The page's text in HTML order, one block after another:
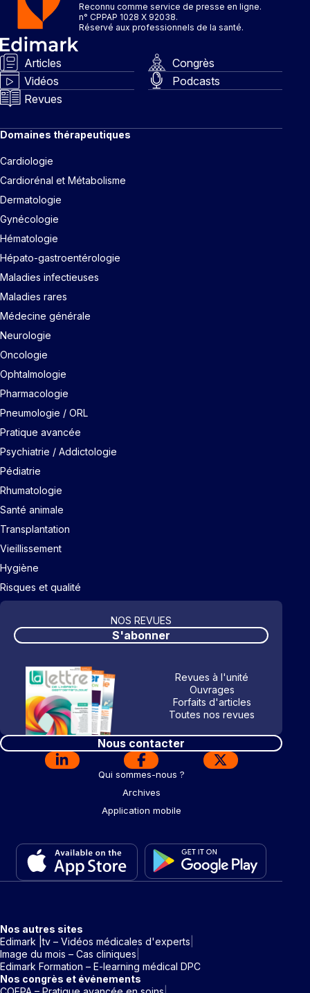
Reconnu comme service de presse en ligne.
n° CPPAP 1028 X 92038.
Réservé aux professionnels de la santé.
Articles
Congrès
Vidéos
Podcasts
Revues
Domaines thérapeutiques
Cardiologie
Cardiorénal et Métabolisme
Dermatologie
Gynécologie
Hématologie
Hépato-gastroentérologie
Maladies infectieuses
Maladies rares
Médecine générale
Neurologie
Oncologie
Ophtalmologie
Pharmacologie
Pneumologie / ORL
Pratique avancée
Psychiatrie / Addictologie
Pédiatrie
Rhumatologie
Santé animale
Transplantation
Vieillissement
Hygiène
Risques et qualité
NOS REVUES
S'abonner
Revues à l'unité
Ouvrages
Forfaits d'articles
Toutes nos revues
Nous contacter
Qui sommes-nous ?
Archives
Application mobile
Nos autres sites
Edimark |tv – Vidéos médicales d'experts
Image du mois – Cas cliniques
Edimark Formation – E-learning médical DPC
Nos congrès et événements